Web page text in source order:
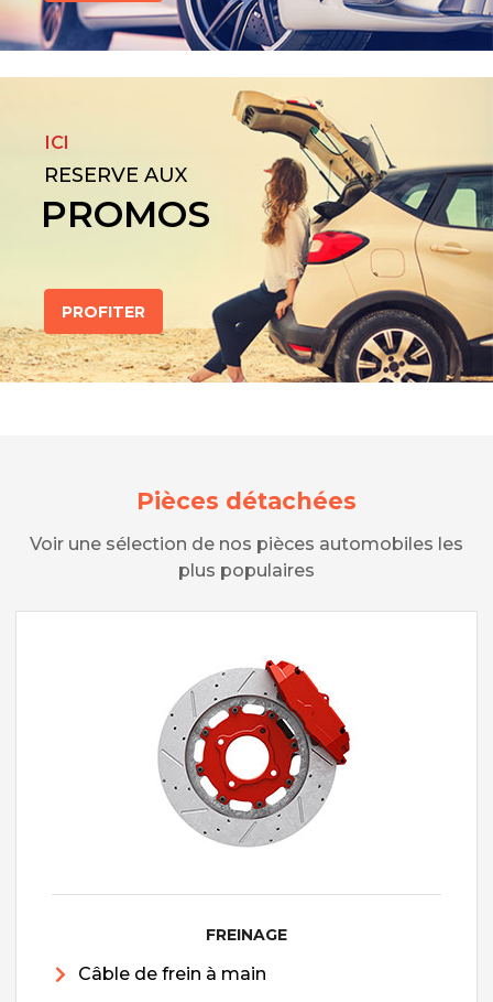
ICI
RESERVE AUX
PROMOS
PROFITER
Pièces détachées
Voir une sélection de nos pièces automobiles les
plus populaires
FREINAGE
Câble de frein à main